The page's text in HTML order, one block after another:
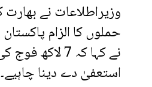
وزیراطلاعات نے
حملوں کا الزام
نے کہا کہ 7
استعفیٰ دے دینا چاہیے۔